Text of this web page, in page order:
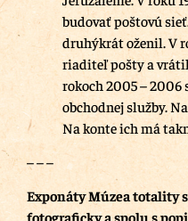
budovať poštovú
druhýkrát oženil. V
riaditeľ pošty a vrátil
rokoch 2005 – 2006
obchodnej služby.
Na konte ich má
– – –
Exponáty Múzea totality
fotograficky a spolu s